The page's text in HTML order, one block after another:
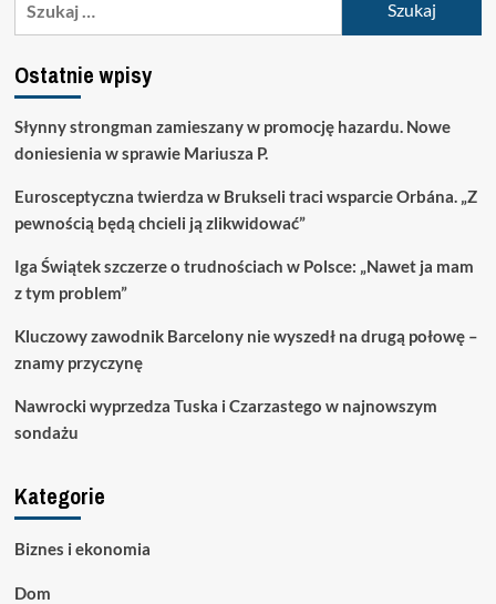
Ostatnie wpisy
Słynny strongman zamieszany w promocję hazardu. Nowe
doniesienia w sprawie Mariusza P.
Eurosceptyczna twierdza w Brukseli traci wsparcie Orbána. „Z
pewnością będą chcieli ją zlikwidować”
Iga Świątek szczerze o trudnościach w Polsce: „Nawet ja mam
z tym problem”
Kluczowy zawodnik Barcelony nie wyszedł na drugą połowę –
znamy przyczynę
Nawrocki wyprzedza Tuska i Czarzastego w najnowszym
sondażu
Kategorie
Biznes i ekonomia
Dom